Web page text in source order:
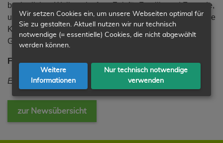
besinnliches Weihnachtsfest, Zeit für Familie und Freunde,
und Zuversicht für das kommende Jahr. Möge uns 2026 die
Kraft geben, verantwortungsvoll zu handeln – für unsere
Gemeinschaft, unsere Umwelt und unsere Zukunft.
Frohe Weihnachten und ein gutes neues Jahr!
Euer Michael Bach, Landesvorsitzender
zur Newsübersicht
Wir setzen Cookies ein, um unsere Webseiten optimal für
Sie zu gestalten. Aktuell nutzen wir nur technisch
notwendige (= essentielle) Cookies, die nicht abgewählt
werden können.
Weitere
Informationen
Nur technisch notwendige
verwenden